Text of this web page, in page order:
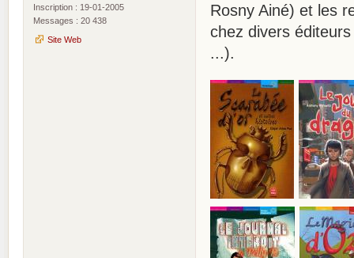
Inscription : 19-01-2005
Messages : 20 438
Site Web
Rosny Ainé) et les
chez divers
...).